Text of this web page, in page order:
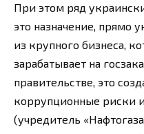
При этом ряд
это назначение, прямо
из крупного бизнеса,
зарабатывает на
правительстве, это
коррупционные риски
(учредитель